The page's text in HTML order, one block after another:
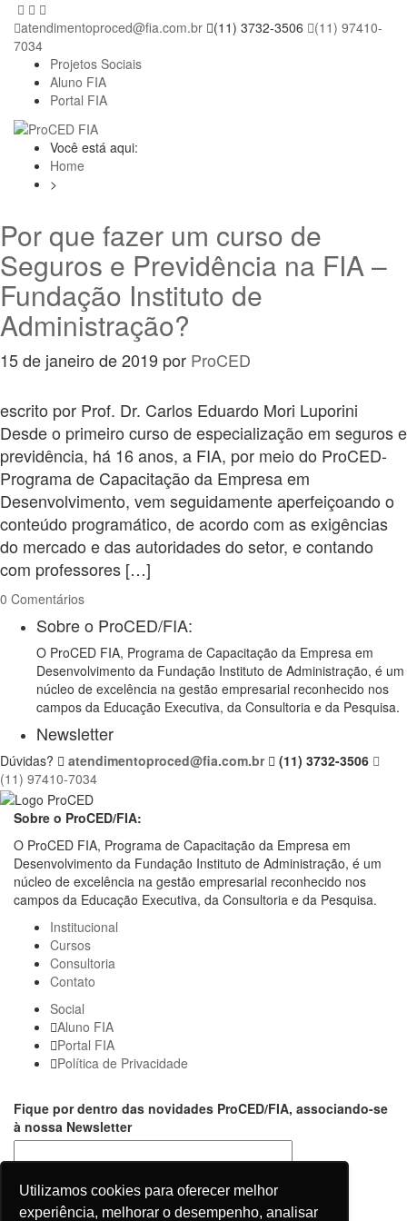
Utilizamos cookies para oferecer melhor
experiência, melhorar o desempenho, analisar
atendimentoproced@fia.com.br (11) 3732-3506
(11) 97410-
7034
Projetos Sociais
Aluno FIA
Portal FIA
Você está aqui:
Home
>
Por que fazer um curso de
Seguros e Previdência na FIA –
Fundação Instituto de
Administração?
15 de janeiro de 2019 por ProCED
escrito por Prof. Dr. Carlos Eduardo Mori Luporini
Desde o primeiro curso de especialização em seguros e
previdência, há 16 anos, a FIA, por meio do ProCED-
Programa de Capacitação da Empresa em
Desenvolvimento, vem seguidamente aperfeiçoando o
conteúdo programático, de acordo com as exigências
do mercado e das autoridades do setor, e contando
com professores […]
0 Comentários
Sobre o ProCED/FIA:
O ProCED FIA, Programa de Capacitação da Empresa em
Desenvolvimento da Fundação Instituto de Administração, é um
núcleo de excelência na gestão empresarial reconhecido nos
campos da Educação Executiva, da Consultoria e da Pesquisa.
Newsletter
Dúvidas? atendimentoproced@fia.com.br
(11) 3732-3506
(11) 97410-7034
Sobre o ProCED/FIA:
O ProCED FIA, Programa de Capacitação da Empresa em
Desenvolvimento da Fundação Instituto de Administração, é um
núcleo de excelência na gestão empresarial reconhecido nos
campos da Educação Executiva, da Consultoria e da Pesquisa.
Institucional
Cursos
Consultoria
Contato
Social
Aluno FIA
Portal FIA
Política de Privacidade
Fique por dentro das novidades ProCED/FIA, associando-se
à nossa Newsletter